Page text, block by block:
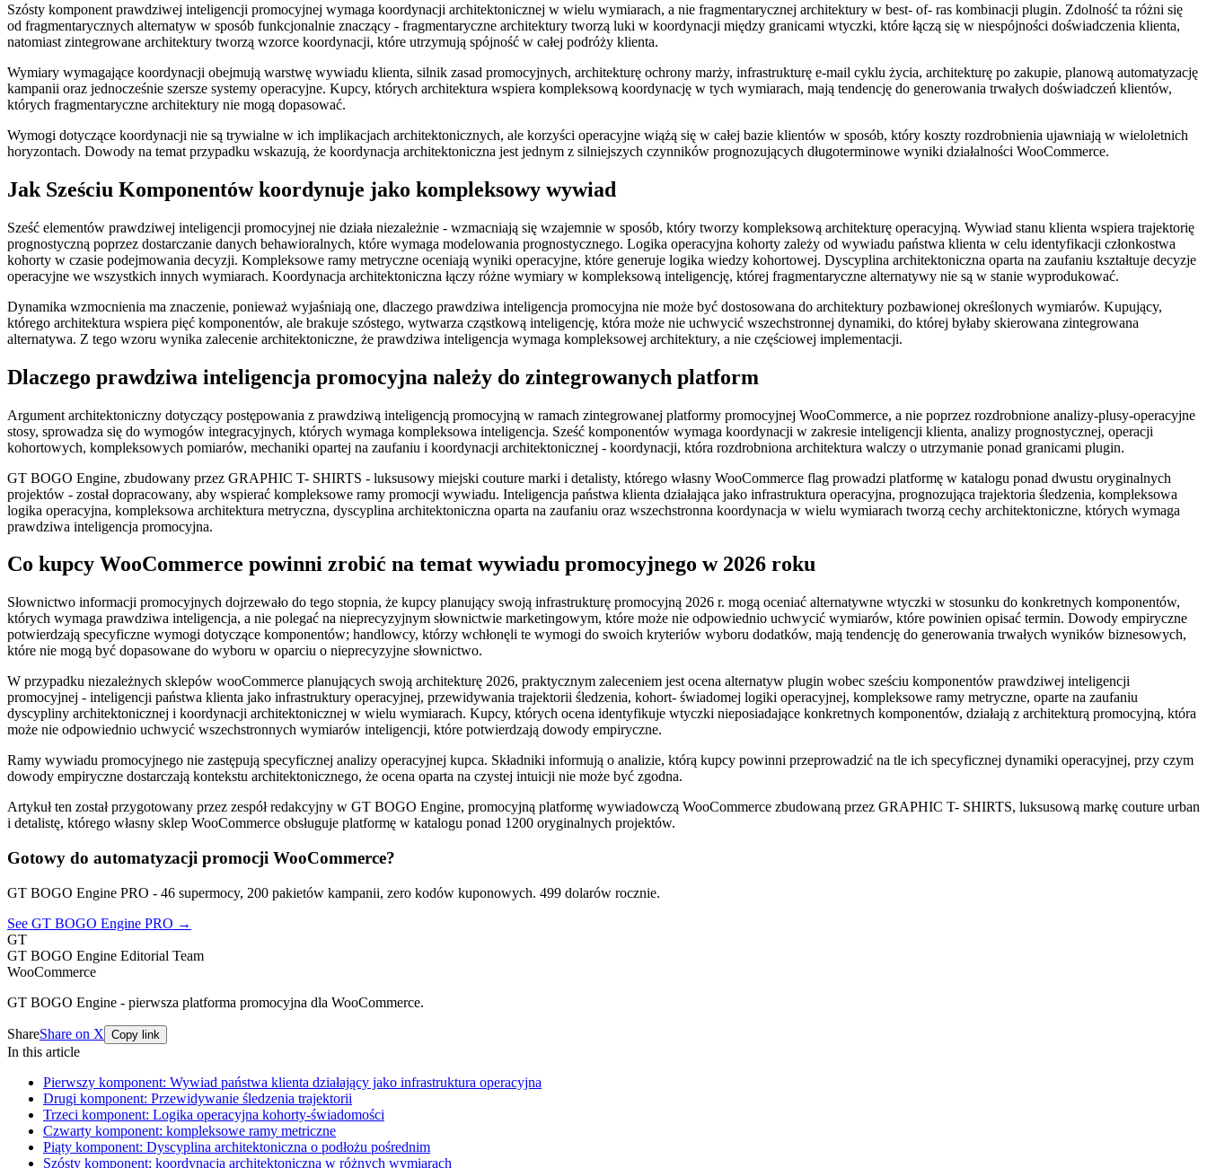
Szósty komponent prawdziwej inteligencji promocyjnej wymaga koordynacji architektonicznej w wielu wymiarach, a nie fragmentarycznej architektury w best- of- ras kombinacji plugin. Zdolność ta różni się
od fragmentarycznych alternatyw w sposób funkcjonalnie znaczący - fragmentaryczne architektury tworzą luki w koordynacji między granicami wtyczki, które łączą się w niespójności doświadczenia klienta,
natomiast zintegrowane architektury tworzą wzorce koordynacji, które utrzymują spójność w całej podróży klienta.
Wymiary wymagające koordynacji obejmują warstwę wywiadu klienta, silnik zasad promocyjnych, architekturę ochrony marży, infrastrukturę e-mail cyklu życia, architekturę po zakupie, planową automatyzację
kampanii oraz jednocześnie szersze systemy operacyjne. Kupcy, których architektura wspiera kompleksową koordynację w tych wymiarach, mają tendencję do generowania trwałych doświadczeń klientów,
których fragmentaryczne architektury nie mogą dopasować.
Wymogi dotyczące koordynacji nie są trywialne w ich implikacjach architektonicznych, ale korzyści operacyjne wiążą się w całej bazie klientów w sposób, który koszty rozdrobnienia ujawniają w wieloletnich
horyzontach. Dowody na temat przypadku wskazują, że koordynacja architektoniczna jest jednym z silniejszych czynników prognozujących długoterminowe wyniki działalności WooCommerce.
Jak Sześciu Komponentów koordynuje jako kompleksowy wywiad
Sześć elementów prawdziwej inteligencji promocyjnej nie działa niezależnie - wzmacniają się wzajemnie w sposób, który tworzy kompleksową architekturę operacyjną. Wywiad stanu klienta wspiera trajektorię
prognostyczną poprzez dostarczanie danych behawioralnych, które wymaga modelowania prognostycznego. Logika operacyjna kohorty zależy od wywiadu państwa klienta w celu identyfikacji członkostwa
kohorty w czasie podejmowania decyzji. Kompleksowe ramy metryczne oceniają wyniki operacyjne, które generuje logika wiedzy kohortowej. Dyscyplina architektoniczna oparta na zaufaniu kształtuje decyzje
operacyjne we wszystkich innych wymiarach. Koordynacja architektoniczna łączy różne wymiary w kompleksową inteligencję, której fragmentaryczne alternatywy nie są w stanie wyprodukować.
Dynamika wzmocnienia ma znaczenie, ponieważ wyjaśniają one, dlaczego prawdziwa inteligencja promocyjna nie może być dostosowana do architektury pozbawionej określonych wymiarów. Kupujący,
którego architektura wspiera pięć komponentów, ale brakuje szóstego, wytwarza cząstkową inteligencję, która może nie uchwycić wszechstronnej dynamiki, do której byłaby skierowana zintegrowana
alternatywa. Z tego wzoru wynika zalecenie architektoniczne, że prawdziwa inteligencja wymaga kompleksowej architektury, a nie częściowej implementacji.
Dlaczego prawdziwa inteligencja promocyjna należy do zintegrowanych platform
Argument architektoniczny dotyczący postępowania z prawdziwą inteligencją promocyjną w ramach zintegrowanej platformy promocyjnej WooCommerce, a nie poprzez rozdrobnione analizy-plusy-operacyjne
stosy, sprowadza się do wymogów integracyjnych, których wymaga kompleksowa inteligencja. Sześć komponentów wymaga koordynacji w zakresie inteligencji klienta, analizy prognostycznej, operacji
kohortowych, kompleksowych pomiarów, mechaniki opartej na zaufaniu i koordynacji architektonicznej - koordynacji, która rozdrobniona architektura walczy o utrzymanie ponad granicami plugin.
GT BOGO Engine, zbudowany przez GRAPHIC T- SHIRTS - luksusowy miejski couture marki i detalisty, którego własny WooCommerce flag prowadzi platformę w katalogu ponad dwustu oryginalnych
projektów - został dopracowany, aby wspierać kompleksowe ramy promocji wywiadu. Inteligencja państwa klienta działająca jako infrastruktura operacyjna, prognozująca trajektoria śledzenia, kompleksowa
logika operacyjna, kompleksowa architektura metryczna, dyscyplina architektoniczna oparta na zaufaniu oraz wszechstronna koordynacja w wielu wymiarach tworzą cechy architektoniczne, których wymaga
prawdziwa inteligencja promocyjna.
Co kupcy WooCommerce powinni zrobić na temat wywiadu promocyjnego w 2026 roku
Słownictwo informacji promocyjnych dojrzewało do tego stopnia, że kupcy planujący swoją infrastrukturę promocyjną 2026 r. mogą oceniać alternatywne wtyczki w stosunku do konkretnych komponentów,
których wymaga prawdziwa inteligencja, a nie polegać na nieprecyzyjnym słownictwie marketingowym, które może nie odpowiednio uchwycić wymiarów, które powinien opisać termin. Dowody empiryczne
potwierdzają specyficzne wymogi dotyczące komponentów; handlowcy, którzy wchłonęli te wymogi do swoich kryteriów wyboru dodatków, mają tendencję do generowania trwałych wyników biznesowych,
które nie mogą być dopasowane do wyboru w oparciu o nieprecyzyjne słownictwo.
W przypadku niezależnych sklepów wooCommerce planujących swoją architekturę 2026, praktycznym zaleceniem jest ocena alternatyw plugin wobec sześciu komponentów prawdziwej inteligencji
promocyjnej - inteligencji państwa klienta jako infrastruktury operacyjnej, przewidywania trajektorii śledzenia, kohort- świadomej logiki operacyjnej, kompleksowe ramy metryczne, oparte na zaufaniu
dyscypliny architektonicznej i koordynacji architektonicznej w wielu wymiarach. Kupcy, których ocena identyfikuje wtyczki nieposiadające konkretnych komponentów, działają z architekturą promocyjną, która
może nie odpowiednio uchwycić wszechstronnych wymiarów inteligencji, które potwierdzają dowody empiryczne.
Ramy wywiadu promocyjnego nie zastępują specyficznej analizy operacyjnej kupca. Składniki informują o analizie, którą kupcy powinni przeprowadzić na tle ich specyficznej dynamiki operacyjnej, przy czym
dowody empiryczne dostarczają kontekstu architektonicznego, że ocena oparta na czystej intuicji nie może być zgodna.
Artykuł ten został przygotowany przez zespół redakcyjny w GT BOGO Engine, promocyjną platformę wywiadowczą WooCommerce zbudowaną przez GRAPHIC T- SHIRTS, luksusową markę couture urban
i detalistę, którego własny sklep WooCommerce obsługuje platformę w katalogu ponad 1200 oryginalnych projektów.
Gotowy do automatyzacji promocji WooCommerce?
GT BOGO Engine PRO - 46 supermocy, 200 pakietów kampanii, zero kodów kuponowych. 499 dolarów rocznie.
See GT BOGO Engine PRO →
GT
GT BOGO Engine Editorial Team
WooCommerce
GT BOGO Engine - pierwsza platforma promocyjna dla WooCommerce.
ShareShare on X Copy link
In this article
Pierwszy komponent: Wywiad państwa klienta działający jako infrastruktura operacyjna
Drugi komponent: Przewidywanie śledzenia trajektorii
Trzeci komponent: Logika operacyjna kohorty-świadomości
Czwarty komponent: kompleksowe ramy metriczne
Piąty komponent: Dyscyplina architektoniczna o podłożu pośrednim
Szósty komponent: koordynacja architektoniczna w różnych wymiarach